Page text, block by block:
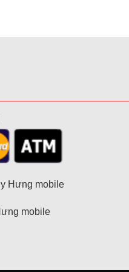
Hưng mobile
mobile